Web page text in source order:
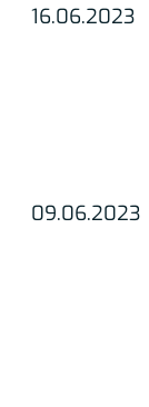
16.06.2023
09.06.2023